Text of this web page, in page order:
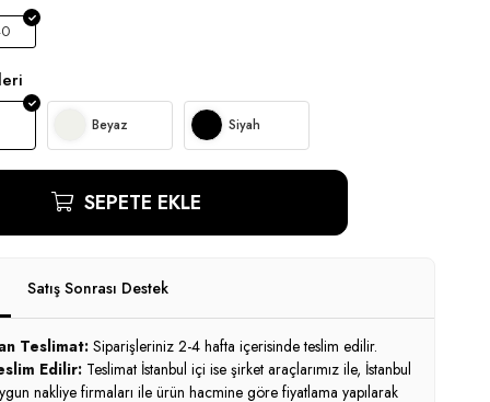
Beyaz Siyah
SEPETE EKLE
Satış Sonrası Destek
Teslimat:Siparişleriniz 2-4 hafta içerisinde teslim edilir.
Edilir: Teslimat İstanbul içi ise şirket araçlarımız ile, İstanbul
nakliye firmaları ile ürün hacmine göre fiyatlama yapılarak